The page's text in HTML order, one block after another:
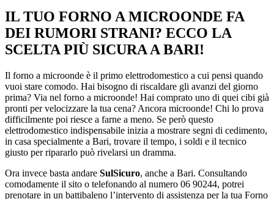
IL TUO FORNO A MICROONDE FA
DEI RUMORI STRANI? ECCO LA
SCELTA PIÙ SICURA A BARI!
Il forno a microonde è il primo elettrodomestico a cui pensi quando
vuoi stare comodo. Hai bisogno di riscaldare gli avanzi del giorno
prima? Via nel forno a microonde! Hai comprato uno di quei cibi già
pronti per velocizzare la tua cena? Ancora microonde! Chi lo prova
difficilmente poi riesce a farne a meno. Se però questo
elettrodomestico indispensabile inizia a mostrare segni di cedimento,
in casa specialmente a Bari, trovare il tempo, i soldi e il tecnico
giusto per ripararlo può rivelarsi un dramma.
Ora invece basta andare SulSicuro, anche a Bari. Consultando
comodamente il sito o telefonando al numero 06 90244, potrei
prenotare in un battibaleno l’intervento di assistenza per la tua Forno